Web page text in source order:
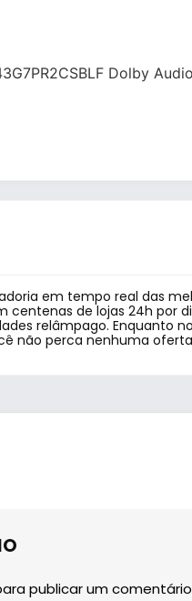
Dolby Audio
em tempo real das
centenas de lojas 24h por
relâmpago. Enquanto
não perca nenhuma
publicar um